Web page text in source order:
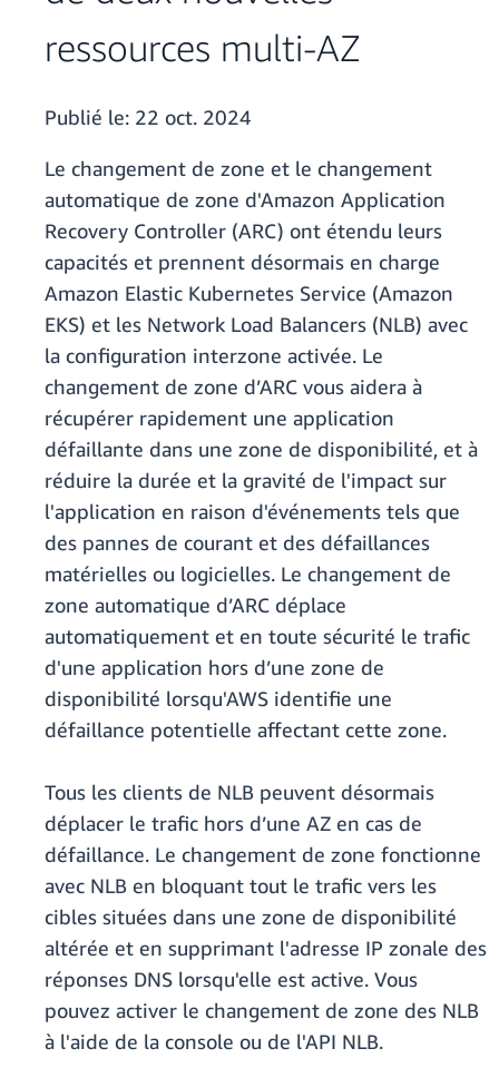
ressources multi-AZ
Publié le: 22 oct. 2024
Le changement de zone et le changement
automatique de zone d'Amazon Application
Recovery Controller (ARC) ont étendu leurs
capacités et prennent désormais en charge
Amazon Elastic Kubernetes Service (Amazon
EKS) et les Network Load Balancers (NLB) avec
la configuration interzone activée. Le
changement de zone d’ARC vous aidera à
récupérer rapidement une application
défaillante dans une zone de disponibilité, et à
réduire la durée et la gravité de l'impact sur
l'application en raison d'événements tels que
des pannes de courant et des défaillances
matérielles ou logicielles. Le changement de
zone automatique d’ARC déplace
automatiquement et en toute sécurité le trafic
d'une application hors d’une zone de
disponibilité lorsqu'AWS identifie une
défaillance potentielle affectant cette zone.
Tous les clients de NLB peuvent désormais
déplacer le trafic hors d’une AZ en cas de
défaillance. Le changement de zone fonctionne
avec NLB en bloquant tout le trafic vers les
cibles situées dans une zone de disponibilité
altérée et en supprimant l'adresse IP zonale des
réponses DNS lorsqu'elle est active. Vous
pouvez activer le changement de zone des NLB
à l'aide de la console ou de l'API NLB.